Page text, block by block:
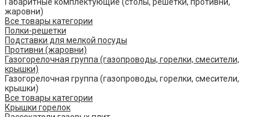
жаровни)
Все товары категории
Полки-решетки
Подставки для мелкой посуды
Противни (жаровни)
Газогорелочная группа (газопроводы, горелки, смесители,
крышки)
Газогорелочная группа (газопроводы, горелки, смесители,
крышки)
Все товары категории
Крышки горелок